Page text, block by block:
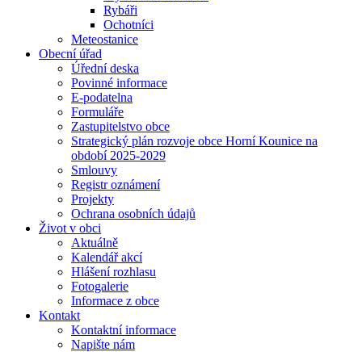
Rybáři
Ochotníci
Meteostanice
Obecní úřad
Úřední deska
Povinné informace
E-podatelna
Formuláře
Zastupitelstvo obce
Strategický plán rozvoje obce Horní Kounice na
období 2025-2029
Smlouvy
Registr oznámení
Projekty
Ochrana osobních údajů
Život v obci
Aktuálně
Kalendář akcí
Hlášení rozhlasu
Fotogalerie
Informace z obce
Kontakt
Kontaktní informace
Napište nám